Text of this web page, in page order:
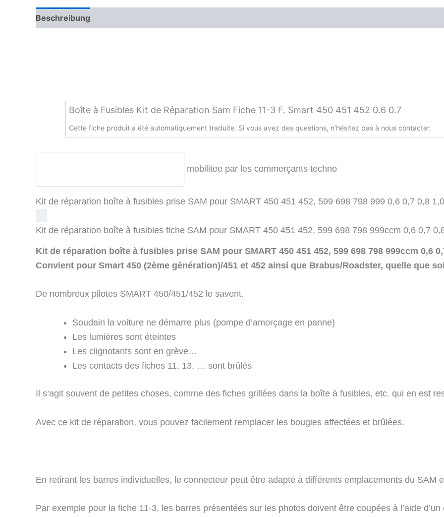
Beschreibung
Boîte à Fusibles Kit de Réparation Sam Fiche 11-3 F. Smart 450 451 452 0.6 0.7
Cette fiche produit a été automatiquement traduite. Si vous avez des questions, n’hésitez pas à nous contacter.
mobilitee par les commerçants techno
Kit de réparation boîte à fusibles prise SAM pour SMART 450 451 452, 599 698 798 999 0,6 0,7 0,8 1,0
Kit de réparation boîte à fusibles fiche SAM pour SMART 450 451 452, 599 698 798 999ccm 0,6 0,7
Kit de réparation boîte à fusibles prise SAM pour SMART 450 451 452, 599 698 798 999ccm 0,6
Convient pour Smart 450 (2ème génération)/451 et 452 ainsi que Brabus/Roadster, quelle que
De nombreux pilotes SMART 450/451/452 le savent.
Soudain la voiture ne démarre plus (pompe d’amorçage en panne)
Les lumières sont éteintes
Les clignotants sont en grève…
Les contacts des fiches 11, 13, … sont brûlés
Il s’agit souvent de petites choses, comme des fiches grillées dans la boîte à fusibles, etc. qui en est
Avec ce kit de réparation, vous pouvez facilement remplacer les bougies affectées et brûlées.
En retirant les barres individuelles, le connecteur peut être adapté à différents emplacements du SAM
Par exemple pour la fiche 11-3, les barres présentées sur les photos doivent être coupées à l’aide